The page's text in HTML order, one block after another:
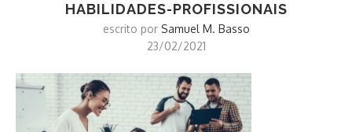
HABILIDADES-PROFISSIONAIS
escrito por Samuel M. Basso
23/02/2021